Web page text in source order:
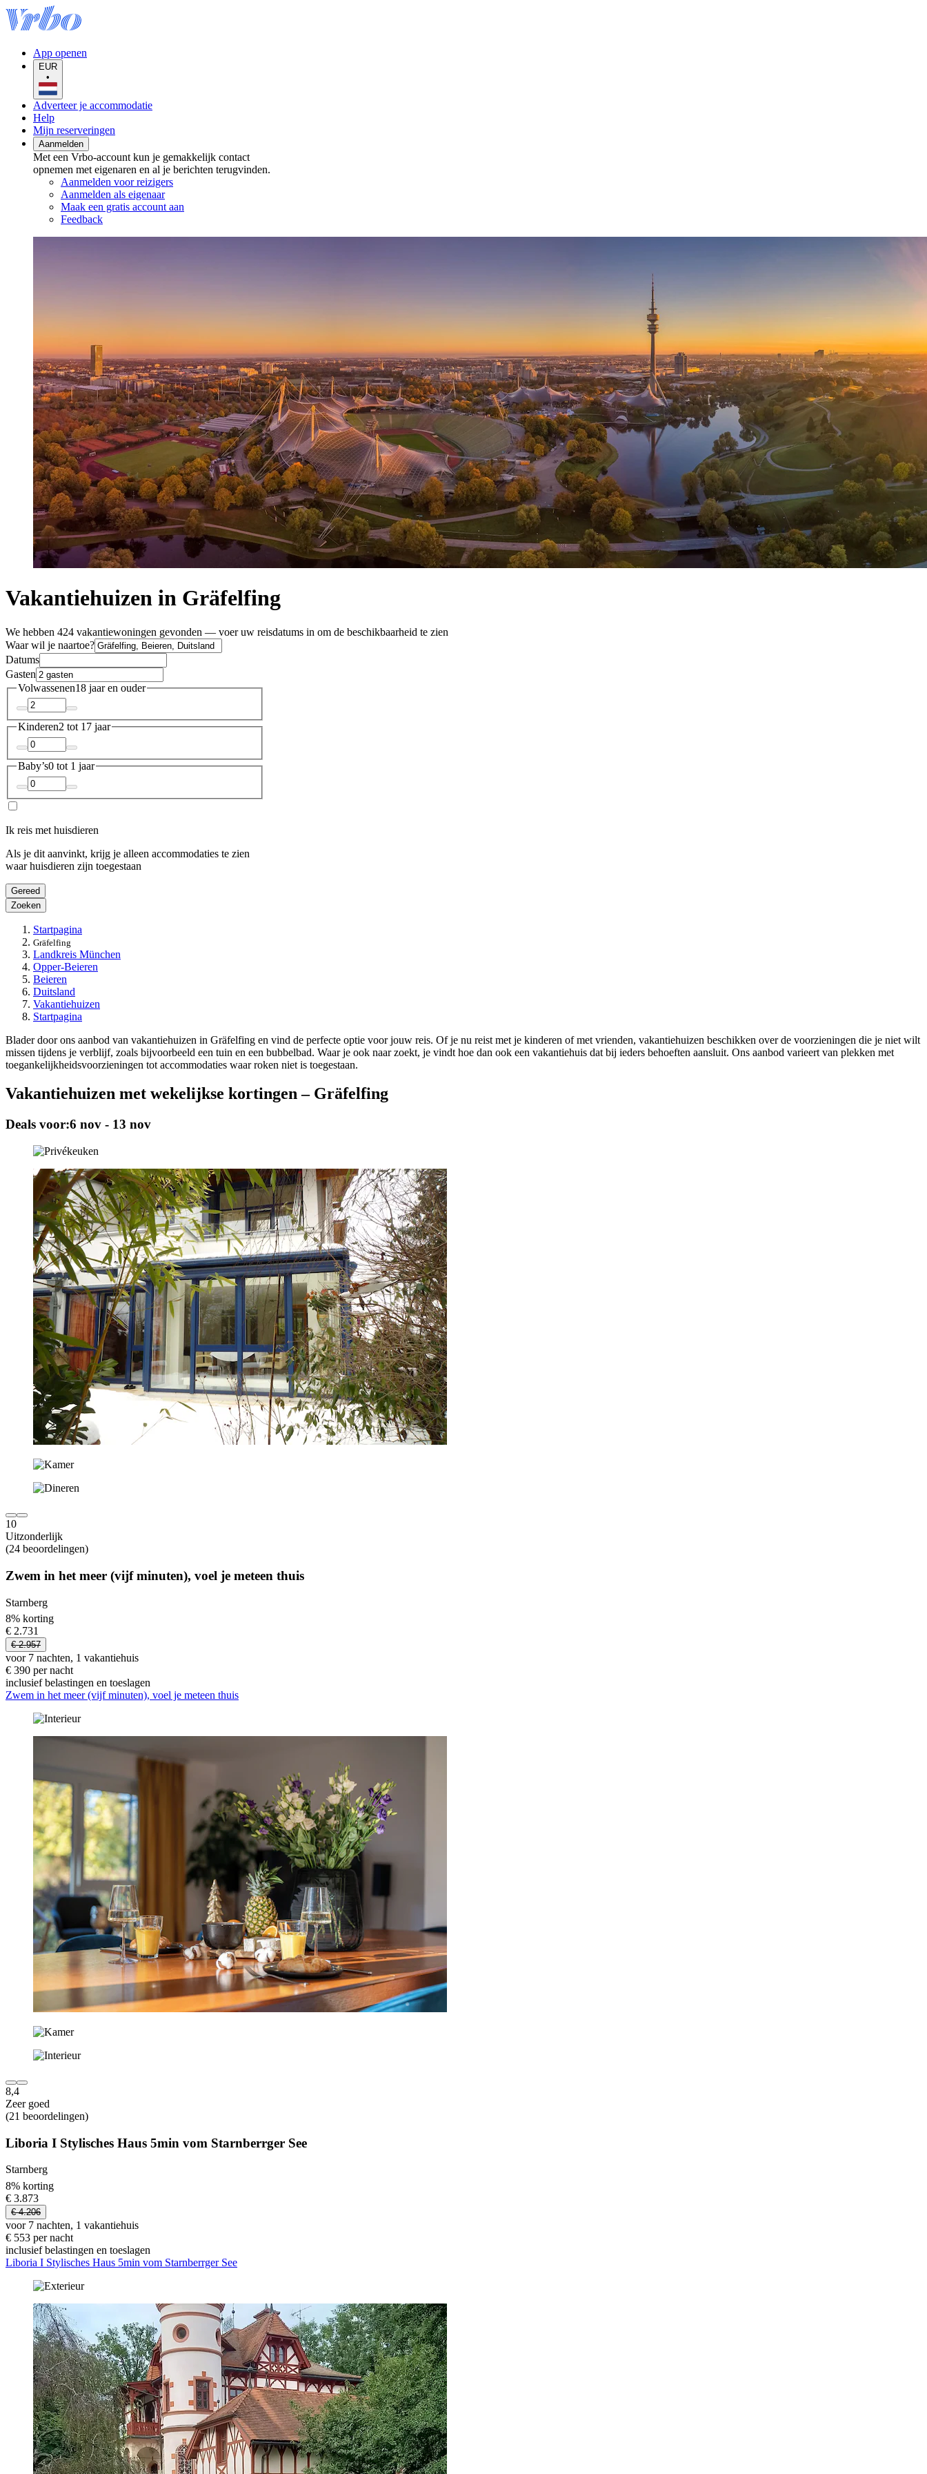
App openen
EUR
•
Adverteer je accommodatie
Help
Mijn reserveringen
Aanmelden
Met een Vrbo-account kun je gemakkelijk contact
opnemen met eigenaren en al je berichten terugvinden.
Aanmelden voor reizigers
Aanmelden als eigenaar
Maak een gratis account aan
Feedback
Vakantiehuizen in Gräfelfing
We hebben 424 vakantiewoningen gevonden — voer uw reisdatums in om de beschikbaarheid te zien
Waar wil je naartoe?
Datums
Gasten
Volwassenen18 jaar en ouder
Kinderen2 tot 17 jaar
Baby’s0 tot 1 jaar
Ik reis met huisdieren
Als je dit aanvinkt, krijg je alleen accommodaties te zien
waar huisdieren zijn toegestaan
Gereed
Zoeken
Startpagina
Gräfelfing
Landkreis München
Opper-Beieren
Beieren
Duitsland
Vakantiehuizen
Startpagina
Blader door ons aanbod van vakantiehuizen in Gräfelfing en vind de perfecte optie voor jouw reis. Of je nu reist met je kinderen of met vrienden, vakantiehuizen beschikken over de voorzieningen die je niet wilt
missen tijdens je verblijf, zoals bijvoorbeeld een tuin en een bubbelbad. Waar je ook naar zoekt, je vindt hoe dan ook een vakantiehuis dat bij ieders behoeften aansluit. Ons aanbod varieert van plekken met
toegankelijkheidsvoorzieningen tot accommodaties waar roken niet is toegestaan.
Vakantiehuizen met wekelijkse kortingen – Gräfelfing
Deals voor:6 nov - 13 nov
10
Uitzonderlijk
(24 beoordelingen)
Zwem in het meer (vijf minuten), voel je meteen thuis
Starnberg
8% korting
€ 2.731
€ 2.957
voor 7 nachten, 1 vakantiehuis
€ 390 per nacht
inclusief belastingen en toeslagen
Zwem in het meer (vijf minuten), voel je meteen thuis
8,4
Zeer goed
(21 beoordelingen)
Liboria I Stylisches Haus 5min vom Starnberrger See
Starnberg
8% korting
€ 3.873
€ 4.206
voor 7 nachten, 1 vakantiehuis
€ 553 per nacht
inclusief belastingen en toeslagen
Liboria I Stylisches Haus 5min vom Starnberrger See